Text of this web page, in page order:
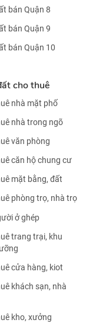
bán Quận 8
bán Quận 9
bán Quận 10
cho thuê
nhà mặt phố
nhà trong ngõ
văn phòng
căn hộ chung cư
mặt bằng, đất
phòng trọ, nhà trọ
ở ghép
trang trại, khu
cửa hàng, kiot
khách sạn, nhà
kho, xưởng